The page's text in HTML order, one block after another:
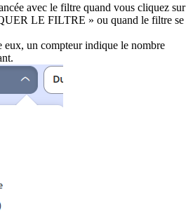
avec le filtre quand vous cliquez sur
LE FILTRE » ou quand le filtre se
eux, un compteur indique le nombre